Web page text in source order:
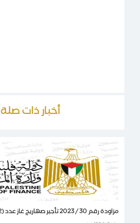
أخبار ذات صلة
مزاودة رقم 30 / 2023 تأجير صهاريج غاز عدد (2) لصالح وزارة المالية